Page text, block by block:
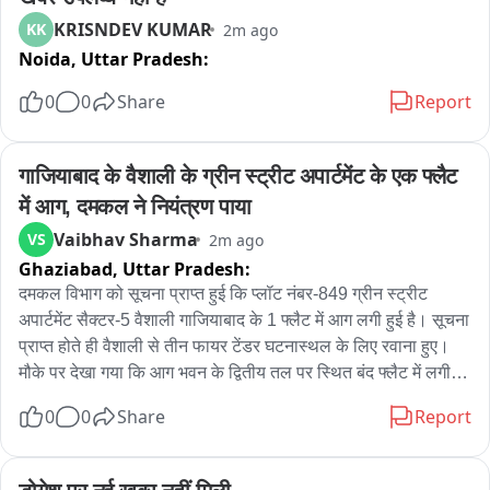
KK KRISNDEV KUMAR 2m ago
Noida, Uttar Pradesh:
0
0 Share Report
गाजियाबाद के वैशाली के ग्रीन स्ट्रीट अपार्टमेंट के एक फ्लैट
में आग, दमकल ने नियंत्रण पाया
VS Vaibhav Sharma 2m ago
Ghaziabad, Uttar Pradesh:
दमकल विभाग को सूचना प्राप्त हुई कि प्लॉट नंबर-849 ग्रीन स्ट्रीट
अपार्टमेंट सैक्टर-5 वैशाली गाजियाबाद के 1 फ्लैट में आग लगी हुई है। सूचना
प्राप्त होते ही वैशाली से तीन फायर टेंडर घटनास्थल के लिए रवाना हुए।
मौके पर देखा गया कि आग भवन के द्वितीय तल पर स्थित बंद फ्लैट में लगी
के माध्यम से होज लाईन फैलाकर अग्निशमन कार्य शुरू किया। साथ ही भवन
आग की लपटे और धुआ बहुत अधिक था। फायर यूनिट की त्वरित कार्यवाही
0 0 Share Report